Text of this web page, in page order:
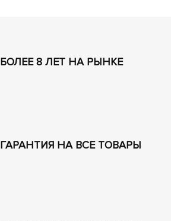
БОЛЕЕ 8 ЛЕТ НА РЫНКЕ
ГАРАНТИЯ НА ВСЕ ТОВАРЫ